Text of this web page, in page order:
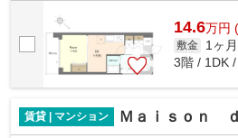
14.6万円
敷金 1ヶ月
3階 / 1DK
賃貸 | マンション Ｍａｉｓｏｎ ｄ